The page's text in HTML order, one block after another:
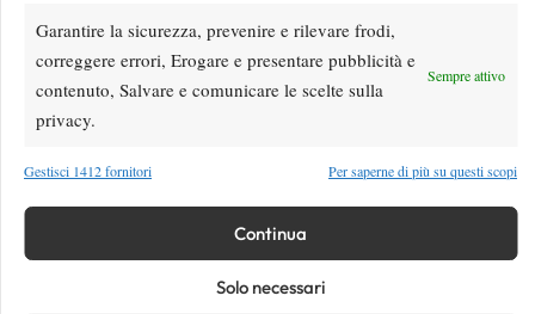
Garantire la sicurezza, prevenire e rilevare frodi,
correggere errori, Erogare e presentare pubblicità e
contenuto, Salvare e comunicare le scelte sulla
privacy.
Sempre attivo
Gestisci 1412 fornitori Per saperne di più su questi scopi
Continua
Solo necessari
ATP 250 Bastad 2026: Darderi a un passo dal back-
to-back, supera Vallejo e agguanta la finale